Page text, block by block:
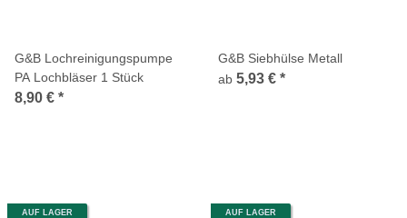
G&B Lochreinigungspumpe
PA Lochbläser 1 Stück
8,90 € *
G&B Siebhülse Metall
ab 5,93 € *
AUF LAGER AUF LAGER